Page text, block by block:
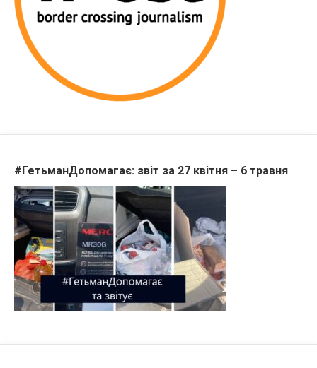
#ГетьманДопомагає: звіт за 27 квітня – 6 травня